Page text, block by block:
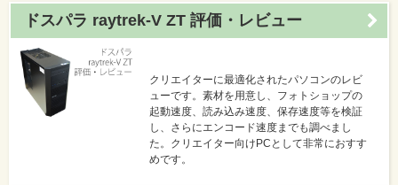
ドスパラ raytrek-V ZT 評価・レビュー
クリエイターに最適化されたパソコンのレビ
ューです。素材を用意し、フォトショップの
起動速度、読み込み速度、保存速度等を検証
し、さらにエンコード速度までも調べまし
た。クリエイター向けPCとして非常におすす
めです。